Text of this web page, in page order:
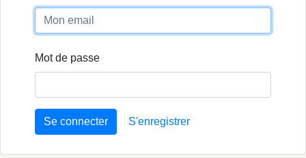
Mot de passe
Se connecter S'enregistrer